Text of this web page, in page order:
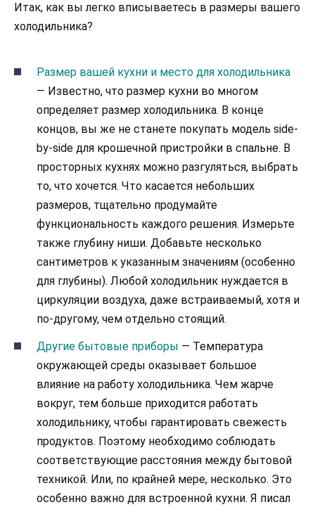
Итак, как вы легко вписываетесь в размеры вашего
холодильника?
Размер вашей кухни и место для холодильника
— Известно, что размер кухни во многом
определяет размер холодильника. В конце
концов, вы же не станете покупать модель side-
by-side для крошечной пристройки в спальне. В
просторных кухнях можно разгуляться, выбрать
то, что хочется. Что касается небольших
размеров, тщательно продумайте
функциональность каждого решения. Измерьте
также глубину ниши. Добавьте несколько
сантиметров к указанным значениям (особенно
для глубины). Любой холодильник нуждается в
циркуляции воздуха, даже встраиваемый, хотя и
по-другому, чем отдельно стоящий.
Другие бытовые приборы — Температура
окружающей среды оказывает большое
влияние на работу холодильника. Чем жарче
вокруг, тем больше приходится работать
холодильнику, чтобы гарантировать свежесть
продуктов. Поэтому необходимо соблюдать
соответствующие расстояния между бытовой
техникой. Или, по крайней мере, несколько. Это
особенно важно для встроенной кухни. Я писал